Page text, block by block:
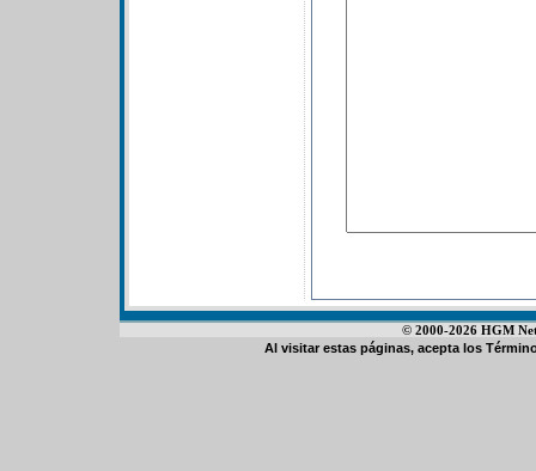
© 2000-2026 HGM
Al visitar estas páginas, acepta los